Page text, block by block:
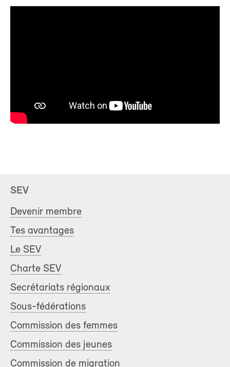
SEV
Devenir membre
Tes avantages
Le SEV
Charte SEV
Secrétariats régionaux
Sous-fédérations
Commission des femmes
Commission des jeunes
Commission de migration